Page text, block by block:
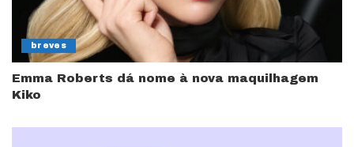
breves
Emma Roberts dá nome à nova maquilhagem
Kiko